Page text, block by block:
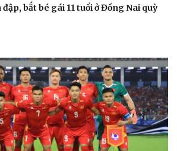
bắt bé gái 11 tuổi ở Đồng Nai quỳ